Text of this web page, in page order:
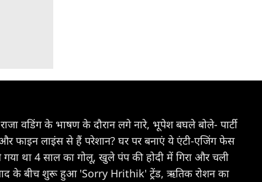
वडिंग के भाषण के दौरान लगे नारे, भूपेश बघले बोले- पार्टी
फाइन लाइंस से हैं परेशान? घर पर बनाएं ये एंटी-एजिंग फेस
गया था 4 साल का गोलू, खुले पंप की होदी में गिरा और चली
के बीच शुरू हुआ 'Sorry Hrithik' ट्रेंड, ऋतिक रोशन का